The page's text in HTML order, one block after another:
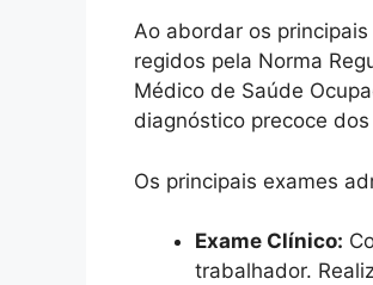
Ao abordar os
regidos pela Norma
Médico de Saúde
diagnóstico precoce
Os principais exames
Exame Clínico:
trabalhador.